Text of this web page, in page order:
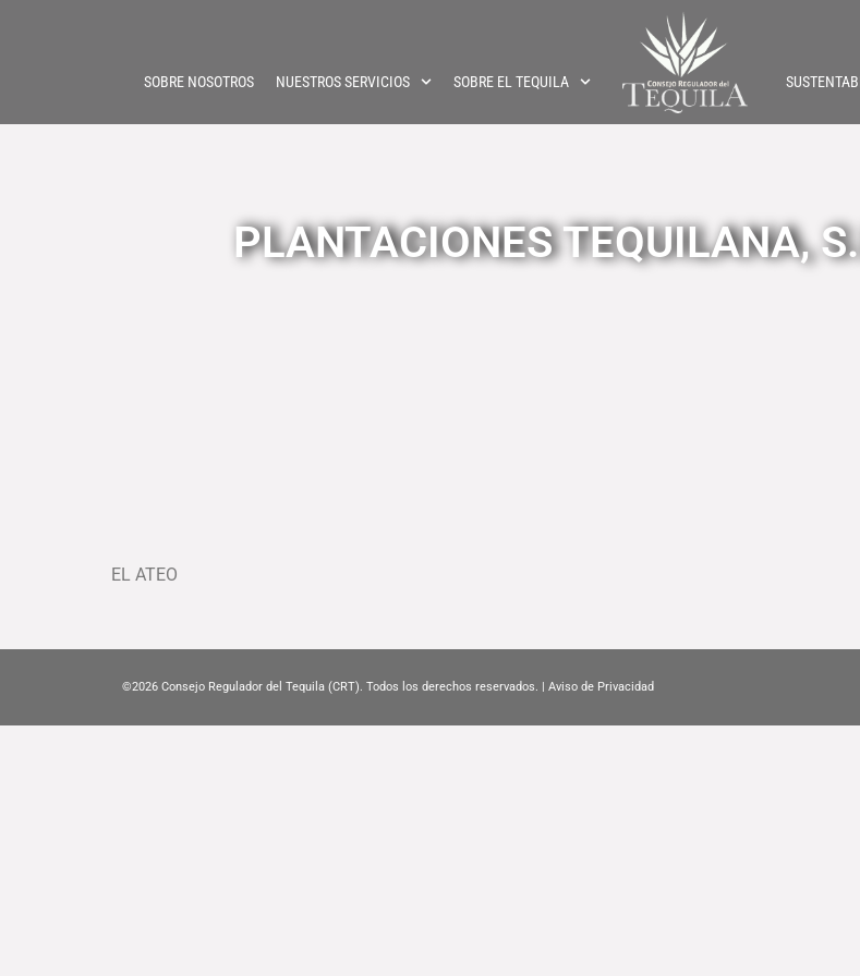
SOBRE NOSOTROS NUESTROS SERVICIOS SOBRE EL TEQUILA
PLANTACIONES TEQUILANA,
EL ATEO
©2026 Consejo Regulador del Tequila (CRT). Todos los derechos reservados. | Aviso de Privacidad